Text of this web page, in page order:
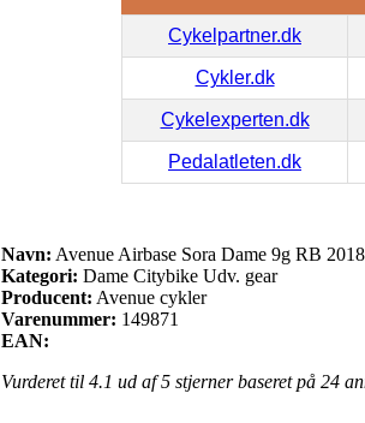
Cykelpartner.dk
Cykler.dk
Cykelexperten.dk
Pedalatleten.dk
Navn: Avenue Airbase Sora Dame 9g RB 2018
Kategori: Dame Citybike Udv. gear
Producent: Avenue cykler
Varenummer: 149871
EAN:
Vurderet til 4.1 ud af 5 stjerner baseret på 24